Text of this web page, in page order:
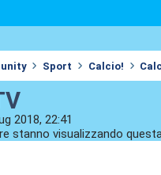
Sport Calcio!
2018, 22:41
stanno visualizzando